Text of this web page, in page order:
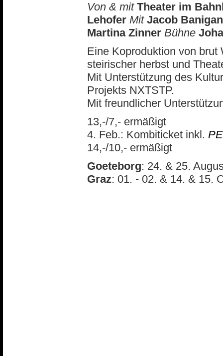
Von & mit Theater im
Lehofer Mit Jacob
Martina Zinner Bühne
Eine Koproduktion von brut
steirischer herbst und
Mit Unterstützung des
Projekts NXTSTP.
Mit freundlicher
13,-/7,- ermäßigt
4. Feb.: Kombiticket inkl.
14,-/10,- ermäßigt
Goeteborg: 24. & 25.
Graz: 01. - 02. & 14. & 15.